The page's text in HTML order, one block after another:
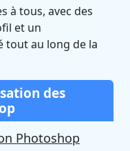
à tous, avec des
et un
tout au long de la
des
Photoshop